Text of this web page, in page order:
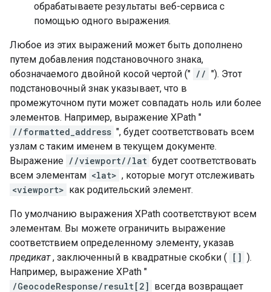
обрабатываете результаты веб-сервиса с
помощью одного выражения.
Любое из этих выражений может быть дополнено
путем добавления подстановочного знака,
обозначаемого двойной косой чертой (" // "). Этот
подстановочный знак указывает, что в
промежуточном пути может совпадать ноль или более
элементов. Например, выражение XPath "
//formatted_address ", будет соответствовать всем
узлам с таким именем в текущем документе.
Выражение //viewport//lat будет соответствовать
всем элементам <lat> , которые могут отслеживать
<viewport> как родительский элемент.
По умолчанию выражения XPath соответствуют всем
элементам. Вы можете ограничить выражение
соответствием определенному элементу, указав
предикат, заключенный в квадратные скобки ( [] ).
Например, выражение XPath "
/GeocodeResponse/result[2] всегда возвращает